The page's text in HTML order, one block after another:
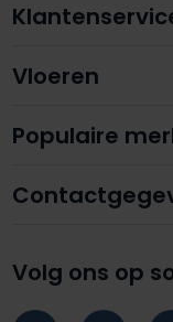
Volg ons op
Vloeren
Populaire